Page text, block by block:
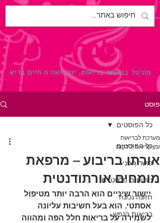
לבריאות.
פורטל בנושאי בריאות, יופי ואורח חיים בריא
פוסט
כל הפוסטים
כושר גופני
ניתוחים פלסטיים
תזונה נכונה
בריאות הנפש
כל הפוסטים
אורתו בריבוע – מרפאת
מומחים אורתודנטית
מערכת לבריאות
זמן קריאה 2 דקות
יישור שיניים הוא הרבה יותר מטיפול
אסתטי. הוא בעל חשיבות עליונה
לשמירה על בריאות חלל הפה ומהווה